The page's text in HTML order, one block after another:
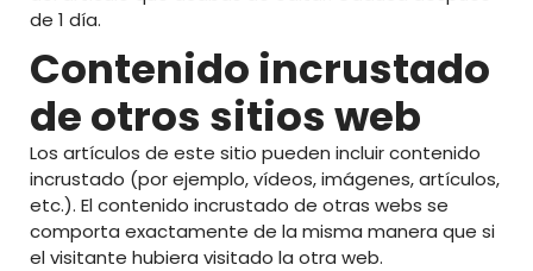
de 1 día.
Contenido incrustado
de otros sitios web
Los artículos de este sitio pueden incluir contenido
incrustado (por ejemplo, vídeos, imágenes, artículos,
etc.). El contenido incrustado de otras webs se
comporta exactamente de la misma manera que si
el visitante hubiera visitado la otra web.